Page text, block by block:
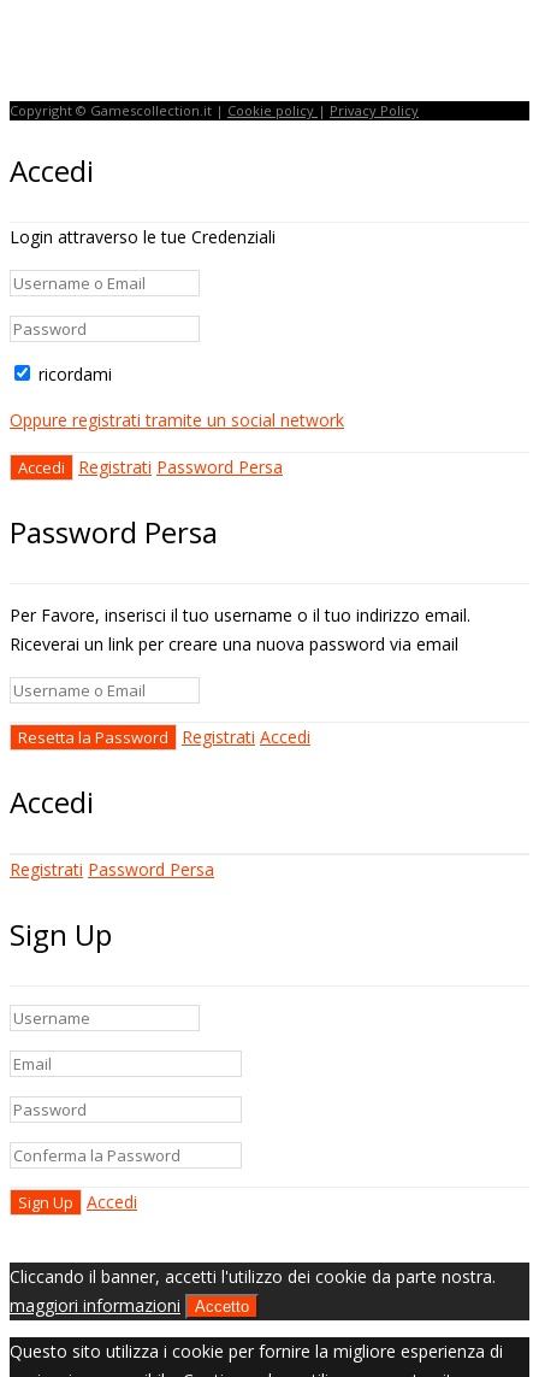
Copyright © Gamescollection.it | Cookie policy | Privacy Policy
Accedi
Login attraverso le tue Credenziali
ricordami
Oppure registrati tramite un social network
Registrati Password Persa
Password Persa
Per Favore, inserisci il tuo username o il tuo indirizzo email.
Riceverai un link per creare una nuova password via email
Registrati Accedi
Accedi
Registrati Password Persa
Sign Up
Accedi
Cliccando il banner, accetti l'utilizzo dei cookie da parte nostra.
maggiori informazioni
Accetto
Questo sito utilizza i cookie per fornire la migliore esperienza di